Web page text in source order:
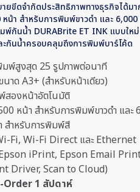
ยขีดจำกัดประสิทธิภาพทางธุรกิจได้มา
น้า สำหรับการพิมพ์ขาวดำ และ 6,000
กันน้ำ DURABrite ET INK แบบให
กันน้ำครอบคลุมถึงการพิมพ์บาร์โค้ด
มพ์สูงสุด 25 รูปภาพต่อนาที
าด A3+ (สำหรับหน้าเดียว)
สองหน้าอัตโนมัติ
หน้า สำหรับการพิมพ์ขาวดำ และ
สำหรับการพิมพ์สี
Fi, Wi-Fi Direct และ Ethernet
iPrint, Epson Email
Driver, Scan to Cloud)
Order 1 สัปดาห์